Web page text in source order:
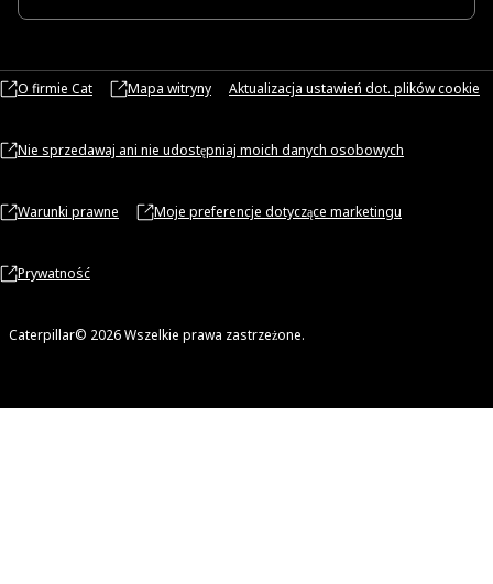
O firmie Cat Mapa witryny Aktualizacja ustawień dot. plików cookie
Nie sprzedawaj ani nie udostępniaj moich danych osobowych
Warunki prawne Moje preferencje dotyczące marketingu
Prywatność
Caterpillar© 2026 Wszelkie prawa zastrzeżone.